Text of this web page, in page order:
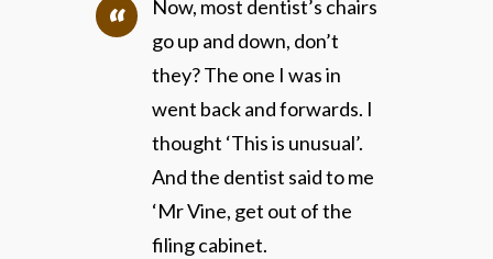
Now, most dentist’s chairs
go up and down, don’t
they? The one I was in
went back and forwards. I
thought ‘This is unusual’.
And the dentist said to me
‘Mr Vine, get out of the
filing cabinet.